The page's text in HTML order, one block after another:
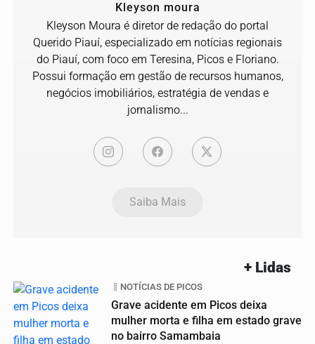
Kleyson moura
Kleyson Moura é diretor de redação do portal
Querido Piauí, especializado em notícias regionais
do Piauí, com foco em Teresina, Picos e Floriano.
Possui formação em gestão de recursos humanos,
negócios imobiliários, estratégia de vendas e
jornalismo...
Saiba Mais
+ Lidas
NOTÍCIAS DE PICOS
Grave acidente em Picos deixa
mulher morta e filha em estado grave
no bairro Samambaia